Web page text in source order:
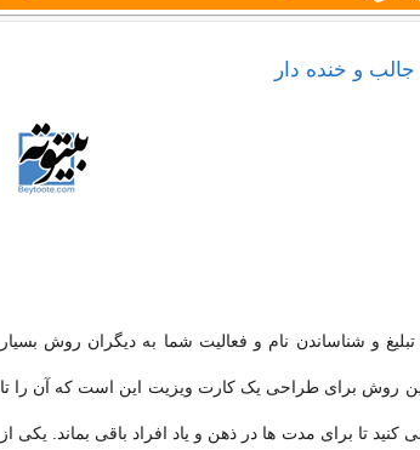
و شناساندن نام و فعالیت شما به دیگران روش بسیار
روش برای طراحی یک کارت ویزیت این است که آن را تا
تا برای مدت ها در ذهن و یاد افراد باقی بماند. یکی از